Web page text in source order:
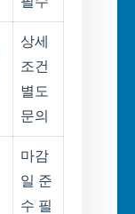
상세
조건
별도
문의
마감
일 준
수 필